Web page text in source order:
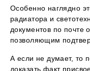
Особенно наглядно
радиатора и
документов по почте
позволяющим
А если не думает, то
доказать факт